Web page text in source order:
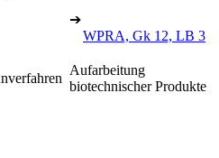
➔
WPRA, Gk 12, LB 3
Aufarbeitung
biotechnischer Produkte